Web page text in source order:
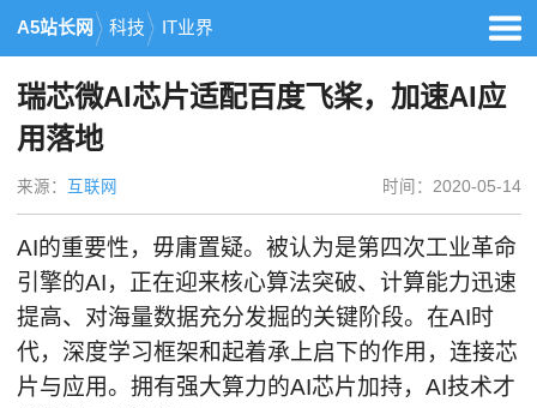
A5站长网 科技 IT业界
瑞芯微AI芯片适配百度飞桨，加速AI应
用落地
来源： 互联网 时间：2020-05-14
AI的重要性，毋庸置疑。被认为是第四次工业革命
引擎的AI，正在迎来核心算法突破、计算能力迅速
提高、对海量数据充分发掘的关键阶段。在AI时
代，深度学习框架和起着承上启下的作用，连接芯
片与应用。拥有强大算力的AI芯片加持，AI技术才